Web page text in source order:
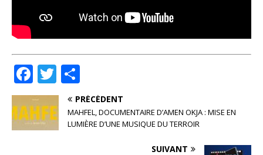
F
a
c
e
T
w
it
te
ar
ta
g
PRÉCÉDENT
MAHFEL, DOCUMENTAIRE D’AMEN OKJA : MISE EN
LUMIÈRE D’UNE MUSIQUE DU TERROIR
SUIVANT